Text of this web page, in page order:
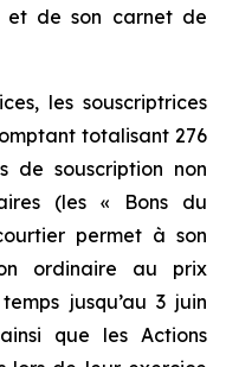
et de son carnet de
les souscriptrices
totalisant 276
de souscription non
(les « Bons du
permet à son
ordinaire au prix
jusqu’au 3 juin
que les Actions